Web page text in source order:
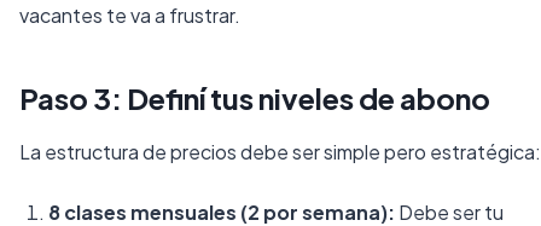
vacantes te va a frustrar.
Paso 3: Definí tus niveles de abono
La estructura de precios debe ser simple pero estratégica:
8 clases mensuales (2 por semana): Debe ser tu